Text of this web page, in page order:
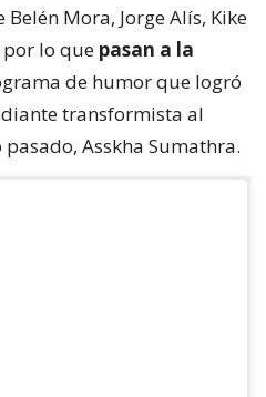
Mora, Jorge Alís, Kike
por lo que pasan a la
de humor que logró
transformista al
Asskha Sumathra.